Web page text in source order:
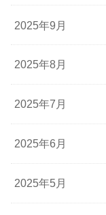
2025年9月
2025年8月
2025年7月
2025年6月
2025年5月